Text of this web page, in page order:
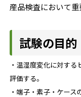
産品検査において重
試験の目的
・温湿度変化に対す
評価する。
・端子・素子・ケー